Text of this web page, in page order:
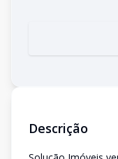
Descrição